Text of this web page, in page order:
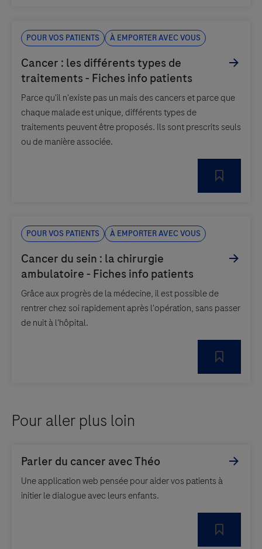
Pour vos patients À emporter avec vous
Parce qu'il n'existe pas un mais des cancers et parce que
chaque malade est unique, différents types de
traitements peuvent être proposés. Ils sont prescrits seuls
ou de manière associée.
Pour vos patients À emporter avec vous
Grâce aux progrès de la médecine, il est possible de
rentrer chez soi rapidement après l'opération, sans passer
de nuit à l'hôpital.
Pour aller plus loin
Une application web pensée pour aider vos patients à
initier le dialogue avec leurs enfants.